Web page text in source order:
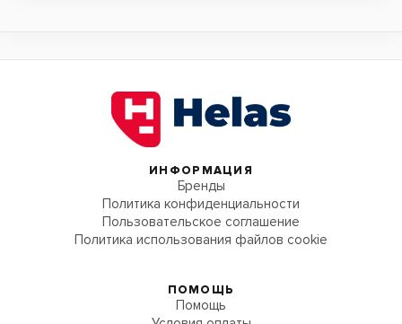
ИНФОРМАЦИЯ
Бренды
Политика конфиденциальности
Пользовательское соглашение
Политика использования файлов cookie
ПОМОЩЬ
Помощь